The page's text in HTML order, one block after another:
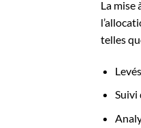
La mise
telles
Suivi